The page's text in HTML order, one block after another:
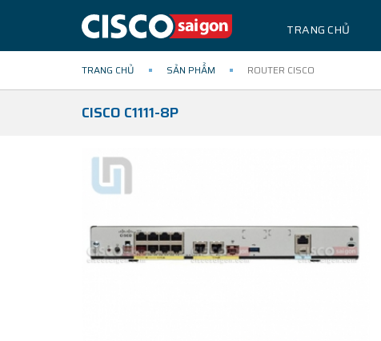
TRANG CHỦ
TRANG CHỦ SẢN PHẨM ROUTER CISCO
CISCO C1111-8P